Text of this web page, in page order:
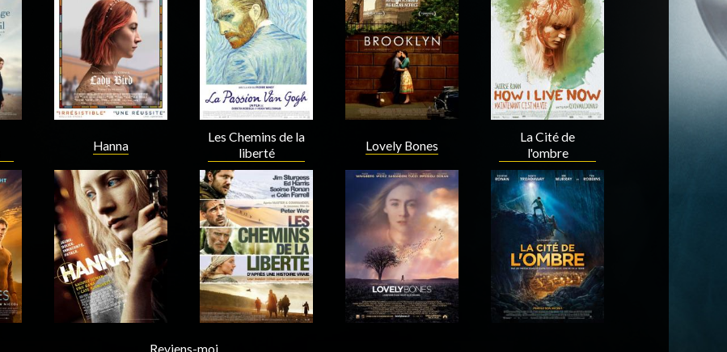
Acteur Acteur Acteur Acteur
Acteur Acteur Acteur Acteur
Hanna
Les Chemins de la
liberté
Lovely Bones
La Cité de
l'ombre
Reviens-moi